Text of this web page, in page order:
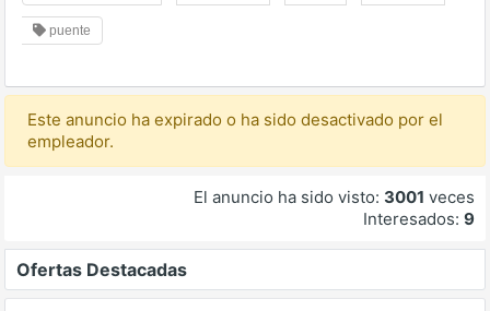
puente
Este anuncio ha expirado o ha sido desactivado por el
empleador.
El anuncio ha sido visto: 3001 veces
Interesados: 9
Ofertas Destacadas